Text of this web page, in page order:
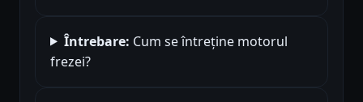
Întrebare: Cum se întreține motorul
frezei?